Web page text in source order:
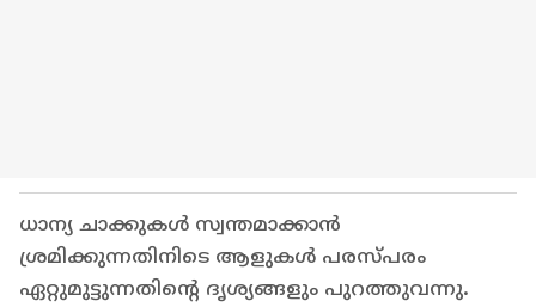
ധാന്യ ചാക്കുകള്‍ സ്വന്തമാക്കാന്‍
ശ്രമിക്കുന്നതിനിടെ ആളുകള്‍ പരസ്പരം
ഏറ്റുമുട്ടുന്നതിന്റെ ദൃശ്യങ്ങളും പുറത്തുവന്നു.